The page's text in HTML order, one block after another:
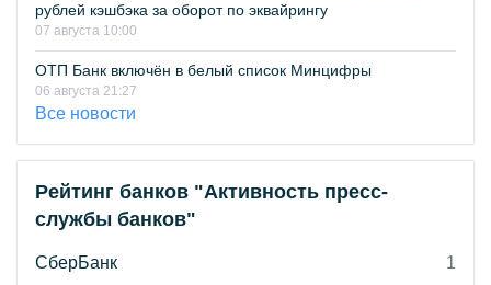
рублей кэшбэка за оборот по эквайрингу
07 августа 10:00
ОТП Банк включён в белый список Минцифры
06 августа 21:27
Все новости
Рейтинг банков "Активность пресс-
службы банков"
СберБанк
1